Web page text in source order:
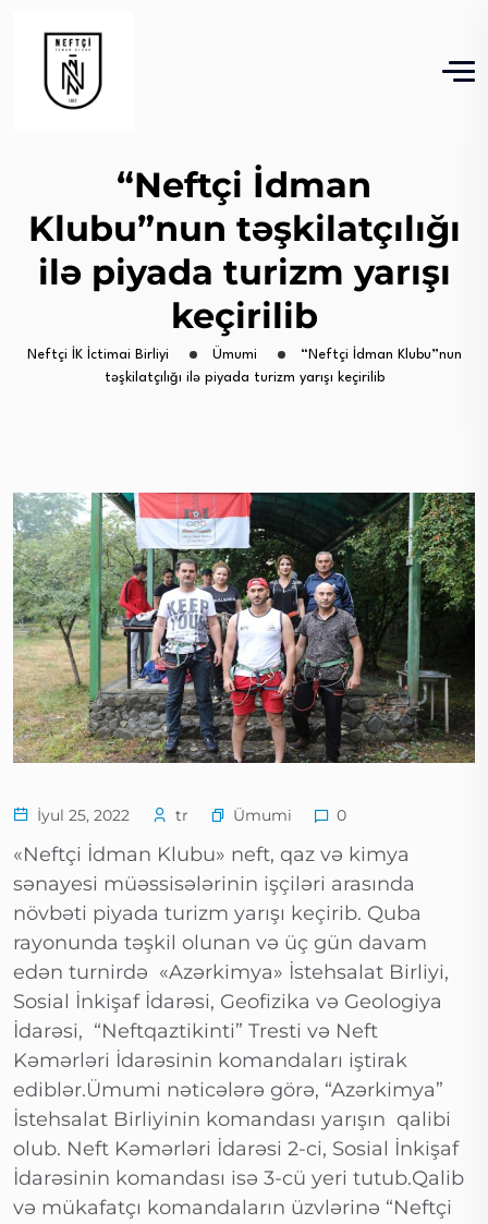
“Neftçi İdman
Klubu”nun təşkilatçılığı
ilə piyada turizm yarışı
keçirilib
Neftçi İK İctimai Birliyi Ümumi
“Neftçi İdman Klubu”nun
təşkilatçılığı ilə piyada turizm yarışı keçirilib
İyul 25, 2022 tr Ümumi 0
«Neftçi İdman Klubu» neft, qaz və kimya
sənayesi müəssisələrinin işçiləri arasında
növbəti piyada turizm yarışı keçirib. Quba
rayonunda təşkil olunan və üç gün davam
edən turnirdə «Azərkimya» İstehsalat Birliyi,
Sosial İnkişaf İdarəsi, Geofizika və Geologiya
İdarəsi, “Neftqaztikinti” Tresti və Neft
Kəmərləri İdarəsinin komandaları iştirak
ediblər.Ümumi nəticələrə görə, “Azərkimya”
İstehsalat Birliyinin komandası yarışın qalibi
olub. Neft Kəmərləri İdarəsi 2-ci, Sosial İnkişaf
İdarəsinin komandası isə 3-cü yeri tutub.Qalib
və mükafatçı komandaların üzvlərinə “Neftçi